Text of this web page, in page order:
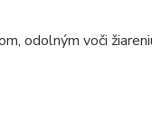
odolným voči